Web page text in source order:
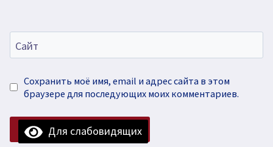
Для слабовидящих
Сайт
Сохранить моё имя, email и адрес сайта в этом
браузере для последующих моих комментариев.